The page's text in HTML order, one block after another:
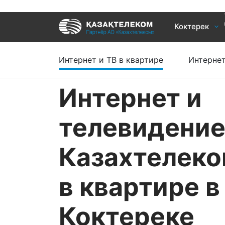
Коктерек
Услуги
Интернет и ТВ в частном доме
Интернет
TV+
Интернет и ТВ в квартире
Интернет и
телевидение
в квартире в
Коктереке